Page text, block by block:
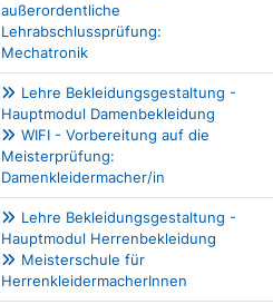
außerordentliche
Lehrabschlussprüfung:
Mechatronik
Lehre Bekleidungsgestaltung -
Hauptmodul Damenbekleidung
WIFI - Vorbereitung auf die
Meisterprüfung:
Damenkleidermacher/in
Lehre Bekleidungsgestaltung -
Hauptmodul Herrenbekleidung
Meisterschule für
HerrenkleidermacherInnen